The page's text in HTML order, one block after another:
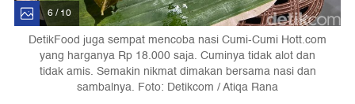
6 / 10
DetikFood juga sempat mencoba nasi Cumi-Cumi Hott.com
yang harganya Rp 18.000 saja. Cuminya tidak alot dan
tidak amis. Semakin nikmat dimakan bersama nasi dan
sambalnya. Foto: Detikcom / Atiqa Rana